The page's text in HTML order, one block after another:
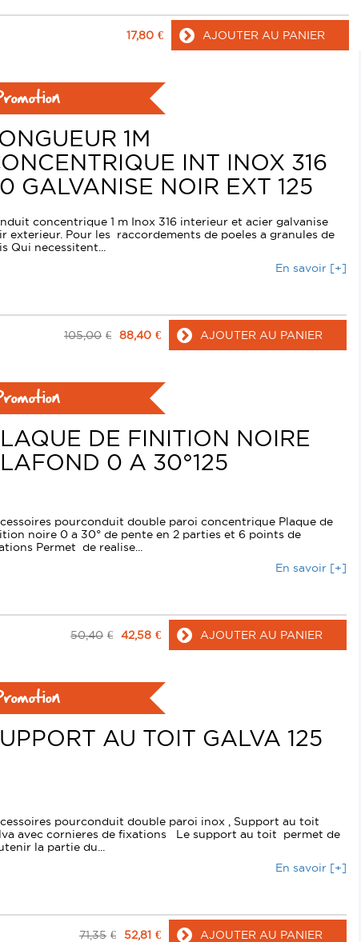
17,80 € AJOUTER AU PANIER
1M
INT INOX 316
GALVANISE NOIR EXT 125
concentrique 1 m Inox 316 interieur et acier galvanise
exterieur. Pour les raccordements de poeles a granules de
Qui necessitent...
En savoir [+]
105,00 € 88,40 € AJOUTER AU PANIER
DE FINITION NOIRE
0 A 30°125
pourconduit double paroi concentrique Plaque de
noire 0 a 30° de pente en 2 parties et 6 points de
Permet de realise...
En savoir [+]
50,40 € 42,58 € AJOUTER AU PANIER
AU TOIT GALVA 125
pourconduit double paroi inox , Support au toit
avec cornieres de fixations Le support au toit permet de
la partie du...
En savoir [+]
71,35 € 52,81 € AJOUTER AU PANIER